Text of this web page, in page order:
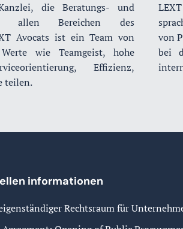
die Beratungs- und
in allen Bereichen des
Avocats ist ein Team von
wie Teamgeist, hohe
Effizienz,
teilen.
von
bei
informationen
Rechtsraum für